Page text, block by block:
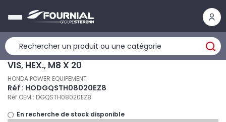
VIS, HEX., M8 X 20
HONDA POWER EQUIPEMENT
Réf : HODGQSTH08020EZ8
Réf OEM : DGQSTH08020EZ8
En recherche de stock disponible